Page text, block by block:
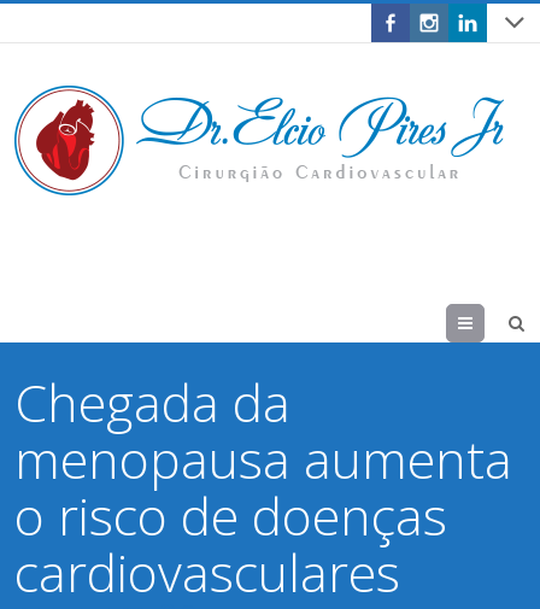
Menu
Chegada da
menopausa aumenta
o risco de doenças
cardiovasculares